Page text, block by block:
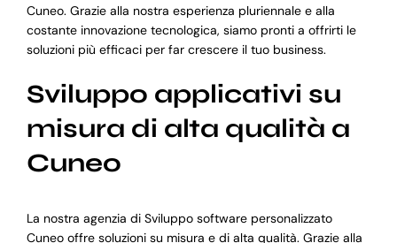
Cuneo. Grazie alla nostra esperienza pluriennale e alla
costante innovazione tecnologica, siamo pronti a offrirti le
soluzioni più efficaci per far crescere il tuo business.
Sviluppo applicativi su
misura di alta qualità a
Cuneo
La nostra agenzia di Sviluppo software personalizzato
Cuneo offre soluzioni su misura e di alta qualità. Grazie alla